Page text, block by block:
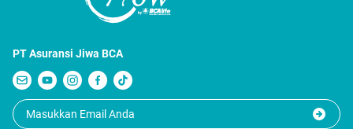
PT Asuransi Jiwa BCA